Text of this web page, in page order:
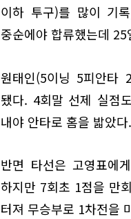
이하 투구)를 많이 기
중순에야 합류했는데
원태인(5이닝 5피안타
됐다. 4회말 선제 실점
내야 안타로 홈을 밟았
반면 타선은 고영표에
하지만 7회초 1점을 만
터져 무승부로 1차전을